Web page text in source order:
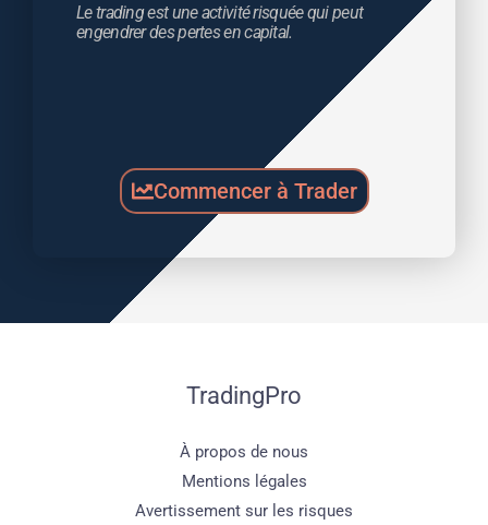
Le trading est une activité risquée qui peut
engendrer des pertes en capital.
Commencer à Trader
TradingPro
À propos de nous
Mentions légales
Avertissement sur les risques